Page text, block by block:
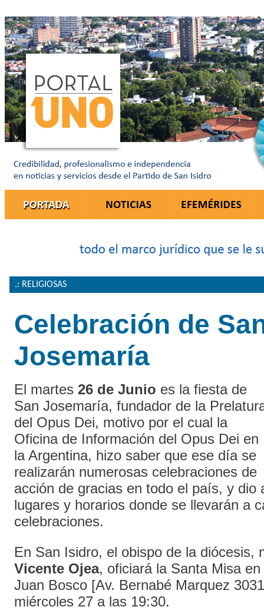
.: RELIGIOSAS
Celebración de
Josemaría
El martes 26 de Junio es la fiesta de
San Josemaría, fundador de la
del Opus Dei, motivo por el cual la
Oficina de Información del Opus Dei en
la Argentina, hizo saber que ese día se
realizarán numerosas celebraciones de
acción de gracias en todo el país, y dio
lugares y horarios donde se llevarán a
celebraciones.
En San Isidro, el obispo de la diócesis,
Vicente Ojea, oficiará la Santa Misa
Juan Bosco [Av. Bernabé Marquez
miércoles 27 a las 19:30.